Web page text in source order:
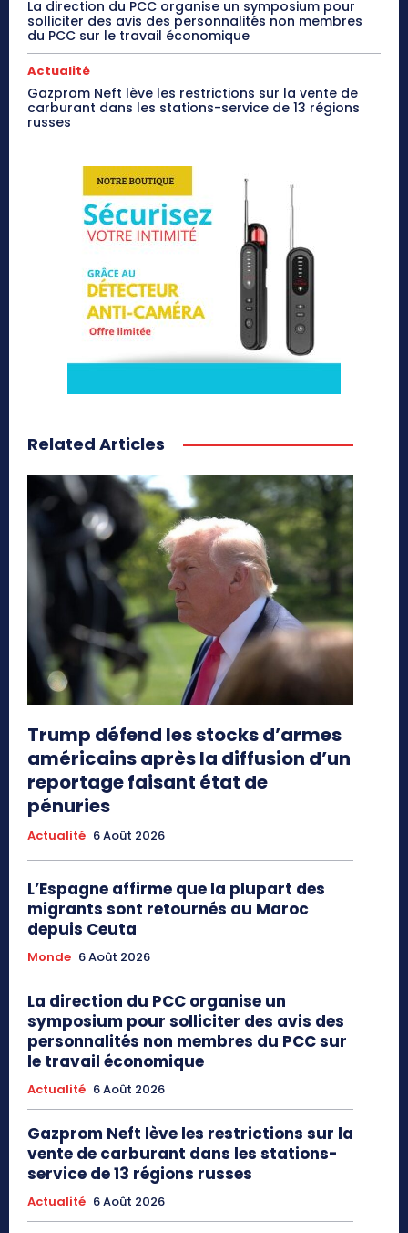
La direction du PCC organise un symposium pour
solliciter des avis des personnalités non membres
du PCC sur le travail économique
Actualité
Gazprom Neft lève les restrictions sur la vente de
carburant dans les stations-service de 13 régions
russes
Related Articles
Trump défend les stocks d’armes
américains après la diffusion d’un
reportage faisant état de
pénuries
Actualité 6 Août 2026
L’Espagne affirme que la plupart des
migrants sont retournés au Maroc
depuis Ceuta
Monde 6 Août 2026
La direction du PCC organise un
symposium pour solliciter des avis des
personnalités non membres du PCC sur
le travail économique
Actualité 6 Août 2026
Gazprom Neft lève les restrictions sur la
vente de carburant dans les stations-
service de 13 régions russes
Actualité 6 Août 2026